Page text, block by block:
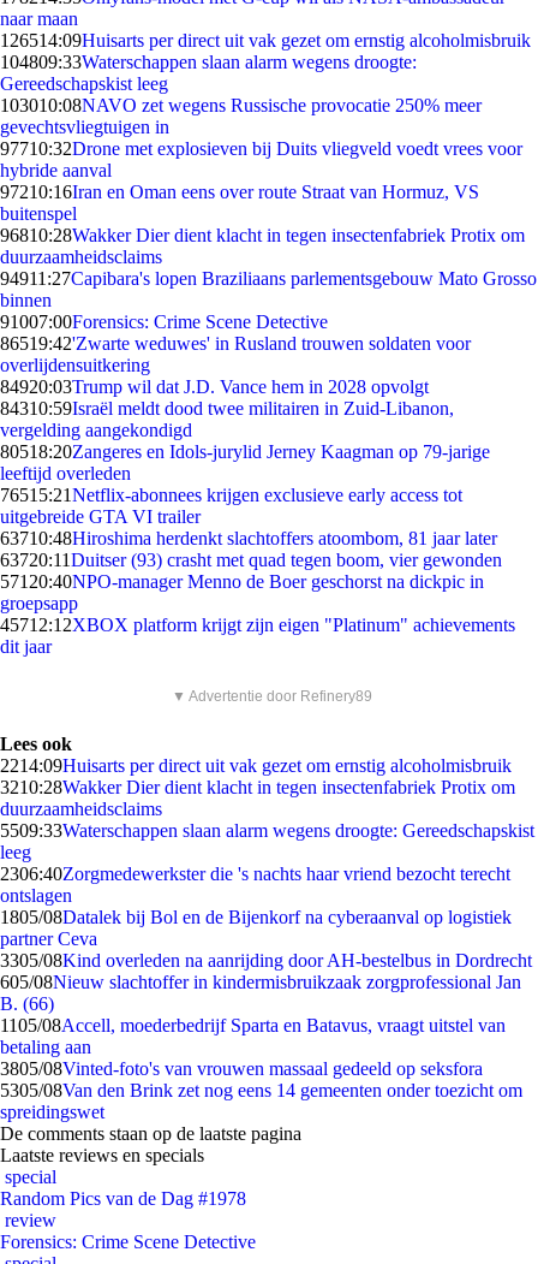
naar maan
126514:09Huisarts per direct uit vak gezet om ernstig alcoholmisbruik
104809:33Waterschappen slaan alarm wegens droogte:
Gereedschapskist leeg
103010:08NAVO zet wegens Russische provocatie 250% meer
gevechtsvliegtuigen in
97710:32Drone met explosieven bij Duits vliegveld voedt vrees voor
hybride aanval
97210:16Iran en Oman eens over route Straat van Hormuz, VS
buitenspel
96810:28Wakker Dier dient klacht in tegen insectenfabriek Protix om
duurzaamheidsclaims
94911:27Capibara's lopen Braziliaans parlementsgebouw Mato Grosso
binnen
91007:00Forensics: Crime Scene Detective
86519:42'Zwarte weduwes' in Rusland trouwen soldaten voor
overlijdensuitkering
84920:03Trump wil dat J.D. Vance hem in 2028 opvolgt
84310:59Israël meldt dood twee militairen in Zuid-Libanon,
vergelding aangekondigd
80518:20Zangeres en Idols-jurylid Jerney Kaagman op 79-jarige
leeftijd overleden
76515:21Netflix-abonnees krijgen exclusieve early access tot
uitgebreide GTA VI trailer
63710:48Hiroshima herdenkt slachtoffers atoombom, 81 jaar later
63720:11Duitser (93) crasht met quad tegen boom, vier gewonden
571 20:40NPO-manager Menno de Boer geschorst na dickpic in
groepsapp
45712:12XBOX platform krijgt zijn eigen "Platinum" achievements
dit jaar
▼ Advertentie door Refinery89
Lees ook
2214:09Huisarts per direct uit vak gezet om ernstig alcoholmisbruik
3210:28Wakker Dier dient klacht in tegen insectenfabriek Protix om
duurzaamheidsclaims
5509:33Waterschappen slaan alarm wegens droogte: Gereedschapskist
leeg
2306:40Zorgmedewerkster die 's nachts haar vriend bezocht terecht
ontslagen
1805/08Datalek bij Bol en de Bijenkorf na cyberaanval op logistiek
partner Ceva
3305/08Kind overleden na aanrijding door AH-bestelbus in Dordrecht
605/08Nieuw slachtoffer in kindermisbruikzaak zorgprofessional Jan
B. (66)
1105/08Accell, moederbedrijf Sparta en Batavus, vraagt uitstel van
betaling aan
3805/08Vinted-foto's van vrouwen massaal gedeeld op seksfora
5305/08Van den Brink zet nog eens 14 gemeenten onder toezicht om
spreidingswet
De comments staan op de laatste pagina
Laatste reviews en specials
special
Random Pics van de Dag #1978
review
Forensics: Crime Scene Detective